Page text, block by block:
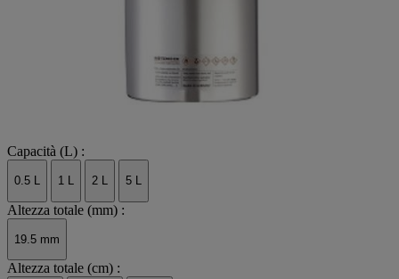
Capacità (L) :
0.5 L 1 L 2 L 5 L
Altezza totale (mm) :
19.5 mm
Altezza totale (cm) :